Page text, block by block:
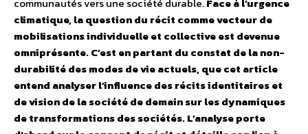
communautés vers une société durable.Face à l’urgence
climatique, la question du récit comme vecteur de
mobilisations individuelle et collective est devenue
omniprésente. C’est en partant du constat de la non-
durabilité des modes de vie actuels, que cet article
entend analyser l’influence des récits identitaires et
de vision de la société de demain sur les dynamiques
de transformations des sociétés. L’analyse porte